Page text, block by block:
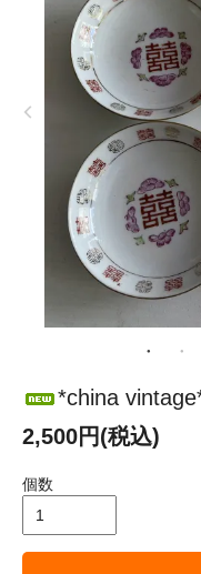
*china
2,500円(税込)
個数